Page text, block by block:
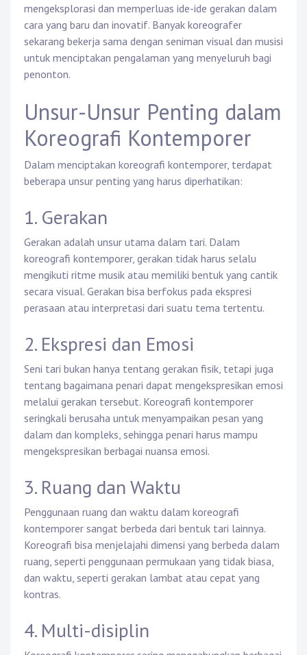
mengeksplorasi dan memperluas ide-ide gerakan dalam
cara yang baru dan inovatif. Banyak koreografer
sekarang bekerja sama dengan seniman visual dan musisi
untuk menciptakan pengalaman yang menyeluruh bagi
penonton.
Unsur-Unsur Penting dalam
Koreografi Kontemporer
Dalam menciptakan koreografi kontemporer, terdapat
beberapa unsur penting yang harus diperhatikan:
1. Gerakan
Gerakan adalah unsur utama dalam tari. Dalam
koreografi kontemporer, gerakan tidak harus selalu
mengikuti ritme musik atau memiliki bentuk yang cantik
secara visual. Gerakan bisa berfokus pada ekspresi
perasaan atau interpretasi dari suatu tema tertentu.
2. Ekspresi dan Emosi
Seni tari bukan hanya tentang gerakan fisik, tetapi juga
tentang bagaimana penari dapat mengekspresikan emosi
melalui gerakan tersebut. Koreografi kontemporer
seringkali berusaha untuk menyampaikan pesan yang
dalam dan kompleks, sehingga penari harus mampu
mengekspresikan berbagai nuansa emosi.
3. Ruang dan Waktu
Penggunaan ruang dan waktu dalam koreografi
kontemporer sangat berbeda dari bentuk tari lainnya.
Koreografi bisa menjelajahi dimensi yang berbeda dalam
ruang, seperti penggunaan permukaan yang tidak biasa,
dan waktu, seperti gerakan lambat atau cepat yang
kontras.
4. Multi-disiplin